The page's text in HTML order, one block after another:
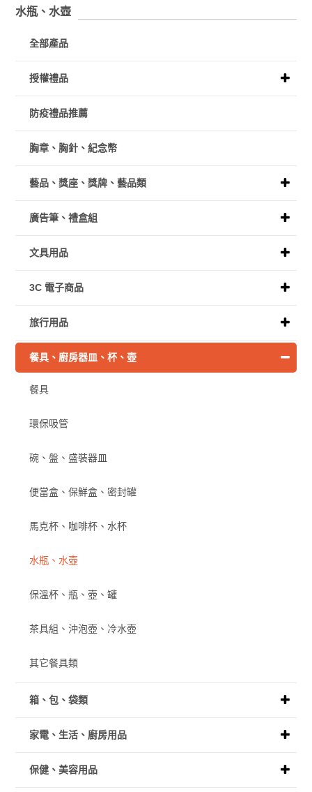
水瓶、水壺
全部產品
授權禮品
防疫禮品推薦
胸章、胸針、紀念幣
藝品、獎座、獎牌、藝品類
廣告筆、禮盒組
文具用品
3C 電子商品
旅行用品
餐具、廚房器皿、杯、壺
餐具
環保吸管
碗、盤、盛裝器皿
便當盒、保鮮盒、密封罐
馬克杯、咖啡杯、水杯
水瓶、水壺
保溫杯、瓶、壺、罐
茶具組、沖泡壺、冷水壺
其它餐具類
箱、包、袋類
家電、生活、廚房用品
保健、美容用品